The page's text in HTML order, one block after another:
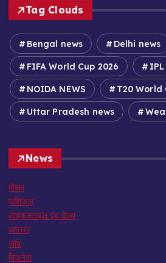
Tag Clouds
Bengal news Delhi news
FIFA World Cup 2026
NOIDA NEWS T20 World
Uttar Pradesh news
News
मौसम
राशिफल
लाइफस्टाइल एंड हेल्थ
वायरल
जॉब
बिजनेस